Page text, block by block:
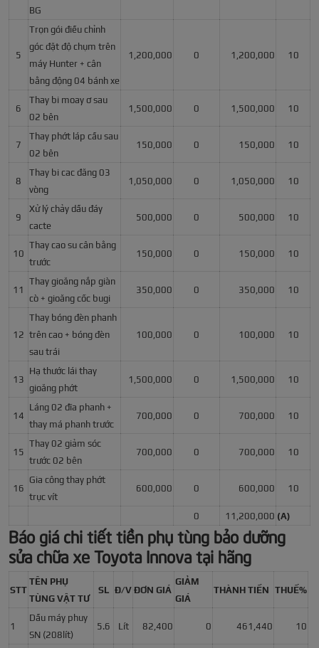
BG
5
Trọn gói điều chỉnh
góc đặt độ chụm trên
máy Hunter + cân
bằng động 04 bánh xe
1,200,000 0 1,200,000 10
6
Thay bi moay ơ sau
02 bên
1,500,000 0 1,500,000 10
7
Thay phớt láp cầu sau
02 bên
150,000 0 150,000 10
8
Thay bi cac đăng 03
vòng
1,050,000 0 1,050,000 10
9
Xử lý chảy dầu đáy
cacte
500,000 0 500,000 10
10
Thay cao su cân bằng
trước
150,000 0 150,000 10
11
Thay gioăng nắp giàn
cò + gioăng cốc bugi
350,000 0 350,000 10
12
Thay bóng đèn phanh
trên cao + bóng đèn
sau trái
100,000 0 100,000 10
13
Hạ thước lái thay
gioăng phớt
1,500,000 0 1,500,000 10
14
Láng 02 đĩa phanh +
thay má phanh trước
700,000 0 700,000 10
15
Thay 02 giảm sóc
trước 02 bên
700,000 0 700,000 10
16
Gia công thay phớt
trục vít
600,000 0 600,000 10
0 11,200,000 (A)
Báo giá chi tiết tiền phụ tùng bảo dưỡng
sửa chữa xe Toyota Innova tại hãng
STT
TÊN PHỤ
TÙNG VẬT TƯ
SL Đ/V ĐƠN GIÁ
GIẢM
GIÁ
THÀNH TIỀN THUẾ%
1
Dầu máy phuy
SN (208lít)
5.6 Lít 82,400 0 461,440 10